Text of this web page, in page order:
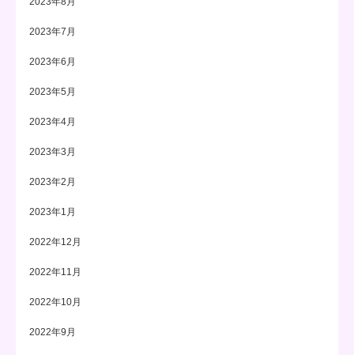
2023年7月
2023年6月
2023年5月
2023年4月
2023年3月
2023年2月
2023年1月
2022年12月
2022年11月
2022年10月
2022年9月